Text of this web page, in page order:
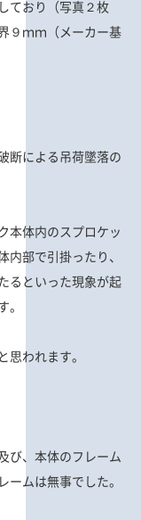
ており（写真２枚
９ｍｍ（メーカー基
断による吊荷墜落の
本体内のスプロケッ
内部で引掛ったり、
るといった現象が起
。
思われます。
び、本体のフレーム
ームは無事でした。